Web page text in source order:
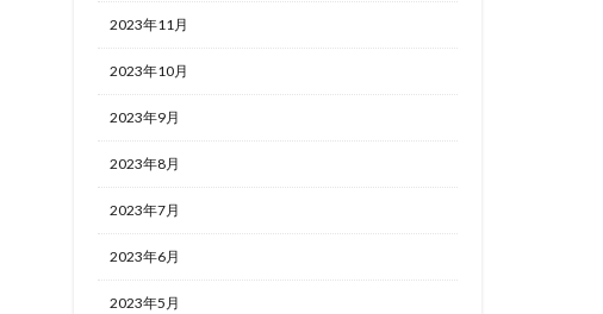
2023年11月
2023年10月
2023年9月
2023年8月
2023年7月
2023年6月
2023年5月